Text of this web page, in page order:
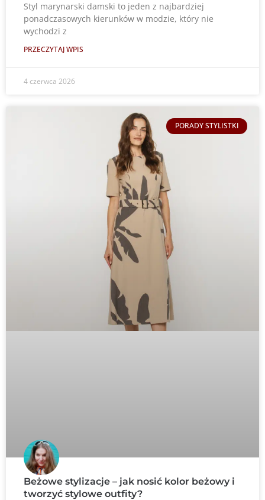
Styl marynarski damski to jeden z najbardziej
ponadczasowych kierunków w modzie, który nie
wychodzi z
PRZECZYTAJ WPIS
4 czerwca 2026
PORADY STYLISTKI
Beżowe stylizacje – jak nosić kolor beżowy i
tworzyć stylowe outfity?